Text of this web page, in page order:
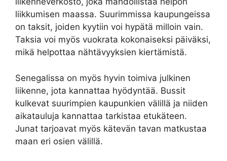
liikkumisen maassa. Suurimmissa kaupungeissa
on taksit, joiden kyytiin voi hypätä milloin vain.
Taksia voi myös vuokrata kokonaiseksi päiväksi,
mikä helpottaa nähtävyyksien kiertämistä.
Senegalissa on myös hyvin toimiva julkinen
liikenne, jota kannattaa hyödyntää. Bussit
kulkevat suurimpien kaupunkien välillä ja niiden
aikatauluja kannattaa tarkistaa etukäteen.
Junat tarjoavat myös kätevän tavan matkustaa
maan eri osien välillä.